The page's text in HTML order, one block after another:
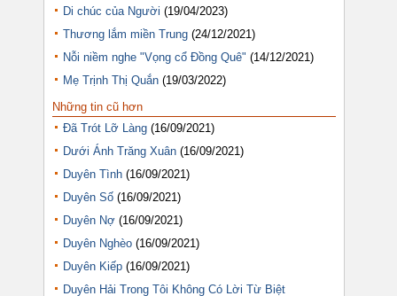
Di chúc của Người (19/04/2023)
Thương lắm miền Trung (24/12/2021)
Nỗi niềm nghe "Vọng cổ Đồng Quê" (14/12/2021)
Mẹ Trịnh Thị Quắn (19/03/2022)
Những tin cũ hơn
Đã Trót Lỡ Làng (16/09/2021)
Dưới Ánh Trăng Xuân (16/09/2021)
Duyên Tình (16/09/2021)
Duyên Số (16/09/2021)
Duyên Nợ (16/09/2021)
Duyên Nghèo (16/09/2021)
Duyên Kiếp (16/09/2021)
Duyên Hải Trong Tôi Không Có Lời Từ Biệt